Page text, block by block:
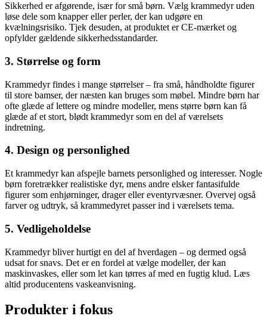
Sikkerhed er afgørende, især for små børn. Vælg krammedyr uden
løse dele som knapper eller perler, der kan udgøre en
kvælningsrisiko. Tjek desuden, at produktet er CE-mærket og
opfylder gældende sikkerhedsstandarder.
3. Størrelse og form
Krammedyr findes i mange størrelser – fra små, håndholdte figurer
til store bamser, der næsten kan bruges som møbel. Mindre børn har
ofte glæde af lettere og mindre modeller, mens større børn kan få
glæde af et stort, blødt krammedyr som en del af værelsets
indretning.
4. Design og personlighed
Et krammedyr kan afspejle barnets personlighed og interesser. Nogle
børn foretrækker realistiske dyr, mens andre elsker fantasifulde
figurer som enhjørninger, drager eller eventyrvæsner. Overvej også
farver og udtryk, så krammedyret passer ind i værelsets tema.
5. Vedligeholdelse
Krammedyr bliver hurtigt en del af hverdagen – og dermed også
udsat for snavs. Det er en fordel at vælge modeller, der kan
maskinvaskes, eller som let kan tørres af med en fugtig klud. Læs
altid producentens vaskeanvisning.
Produkter i fokus